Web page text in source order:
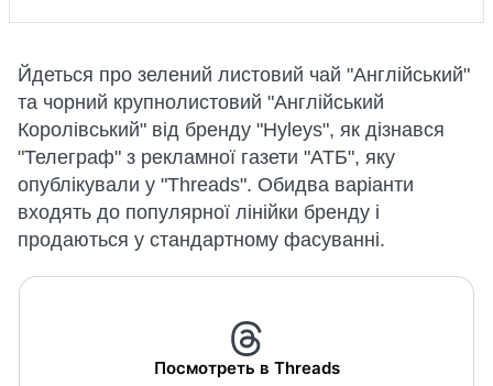
Йдеться про зелений листовий чай "Англійський"
та чорний крупнолистовий "Англійський
Королівський" від бренду "Hyleys", як дізнався
"Телеграф" з рекламної газети "АТБ", яку
опублікували у "Тhreads". Обидва варіанти
входять до популярної лінійки бренду і
продаються у стандартному фасуванні.
Посмотреть в Threads